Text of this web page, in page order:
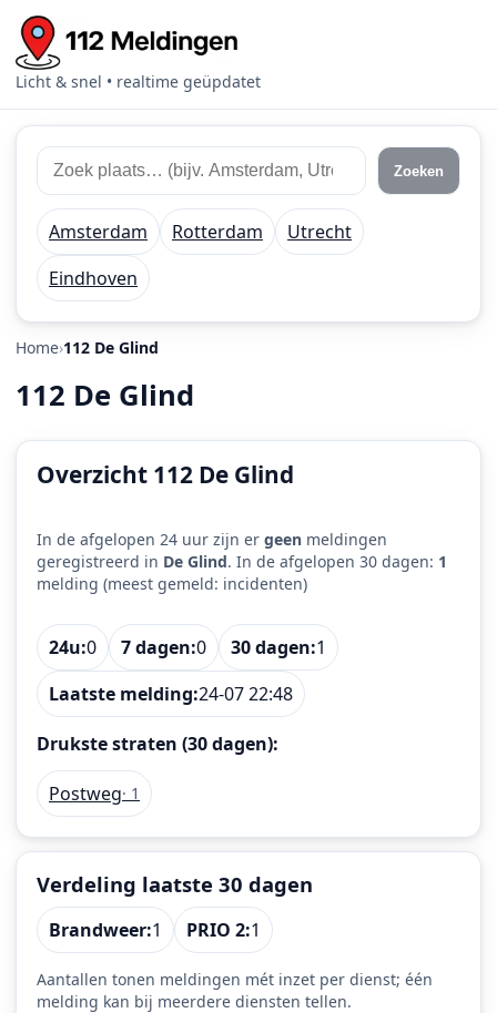
Licht & snel • realtime geüpdatet
Zoek
112
meldingen
Zoek
plaats
of
regio
Zoeken
Amsterdam Rotterdam
Utrecht
Eindhoven
Home 112 De Glind
112 De Glind
Overzicht 112 De Glind
In de afgelopen 24 uur zijn er geen meldingen
geregistreerd in De Glind. In de afgelopen 30 dagen: 1
melding (meest gemeld: incidenten)
24u:0 7 dagen:0 30 dagen:1
Laatste melding:24-07 22:48
Drukste straten (30 dagen):
Postweg· 1
Verdeling laatste 30 dagen
Brandweer:1 PRIO 2:1
Aantallen tonen meldingen mét inzet per dienst; één
melding kan bij meerdere diensten tellen.